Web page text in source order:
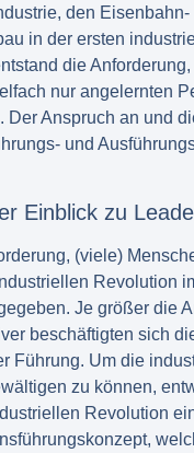
den Eisenbahn-
in der ersten
die
nur angelernten
Der Anspruch an und
und
Einblick zu
(viele)
Revolution
Je größer die
beschäftigten sich
Führung. Um die
zu können,
Revolution